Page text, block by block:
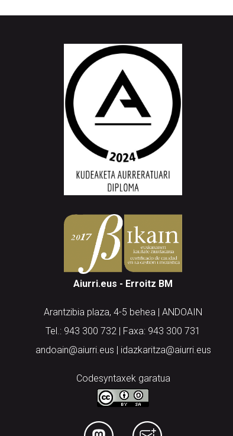
Aiurri.eus - Erroitz BM
Arantzibia plaza, 4-5 behea | ANDOAIN
Tel.: 943 300 732 | Faxa: 943 300 731
andoain@aiurri.eus | idazkaritza@aiurri.eus
Codesyntaxek garatua